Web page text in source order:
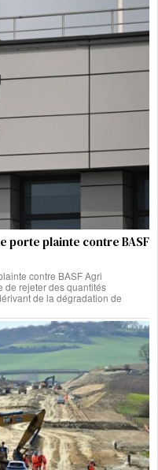
porte plainte contre BASF
contre BASF Agri
de rejeter des quantités
de la dégradation de